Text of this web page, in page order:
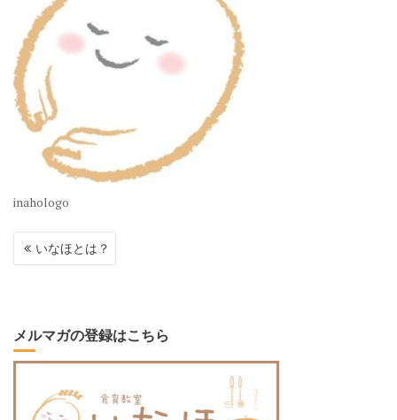
inahologo
投
稿
ー
シ
いなほとは？
メルマガの登録はこちら